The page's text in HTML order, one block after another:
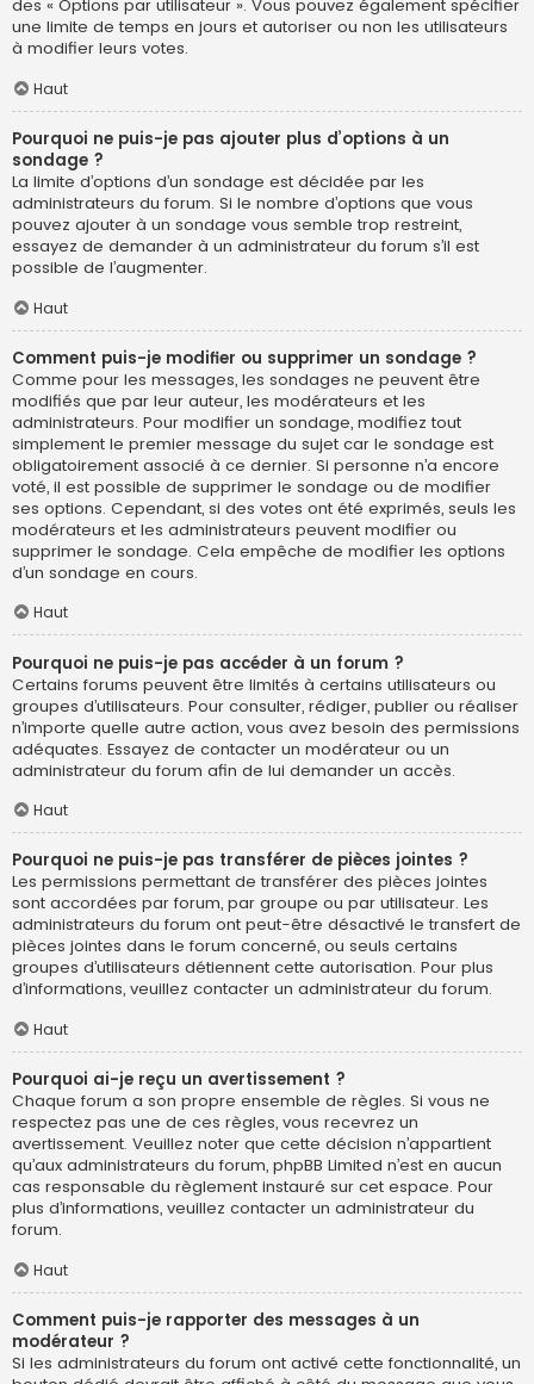
des « Options par utilisateur ». Vous pouvez également spécifier
une limite de temps en jours et autoriser ou non les utilisateurs
à modifier leurs votes.
Haut
Pourquoi ne puis-je pas ajouter plus d’options à un
sondage ?
La limite d’options d’un sondage est décidée par les
administrateurs du forum. Si le nombre d’options que vous
pouvez ajouter à un sondage vous semble trop restreint,
essayez de demander à un administrateur du forum s’il est
possible de l’augmenter.
Haut
Comment puis-je modifier ou supprimer un sondage ?
Comme pour les messages, les sondages ne peuvent être
modifiés que par leur auteur, les modérateurs et les
administrateurs. Pour modifier un sondage, modifiez tout
simplement le premier message du sujet car le sondage est
obligatoirement associé à ce dernier. Si personne n’a encore
voté, il est possible de supprimer le sondage ou de modifier
ses options. Cependant, si des votes ont été exprimés, seuls les
modérateurs et les administrateurs peuvent modifier ou
supprimer le sondage. Cela empêche de modifier les options
d’un sondage en cours.
Haut
Pourquoi ne puis-je pas accéder à un forum ?
Certains forums peuvent être limités à certains utilisateurs ou
groupes d’utilisateurs. Pour consulter, rédiger, publier ou réaliser
n’importe quelle autre action, vous avez besoin des permissions
adéquates. Essayez de contacter un modérateur ou un
administrateur du forum afin de lui demander un accès.
Haut
Pourquoi ne puis-je pas transférer de pièces jointes ?
Les permissions permettant de transférer des pièces jointes
sont accordées par forum, par groupe ou par utilisateur. Les
administrateurs du forum ont peut-être désactivé le transfert de
pièces jointes dans le forum concerné, ou seuls certains
groupes d’utilisateurs détiennent cette autorisation. Pour plus
d’informations, veuillez contacter un administrateur du forum.
Haut
Pourquoi ai-je reçu un avertissement ?
Chaque forum a son propre ensemble de règles. Si vous ne
respectez pas une de ces règles, vous recevrez un
avertissement. Veuillez noter que cette décision n’appartient
qu’aux administrateurs du forum, phpBB Limited n’est en aucun
cas responsable du règlement instauré sur cet espace. Pour
plus d’informations, veuillez contacter un administrateur du
forum.
Haut
Comment puis-je rapporter des messages à un
modérateur ?
Si les administrateurs du forum ont activé cette fonctionnalité, un